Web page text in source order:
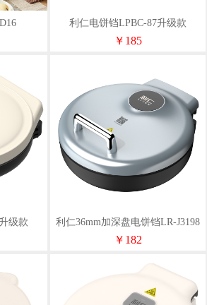
利仁电饼铛LPBC-87升级款
￥185
级款 利仁36mm加深盘电饼铛LR-J3198
￥182